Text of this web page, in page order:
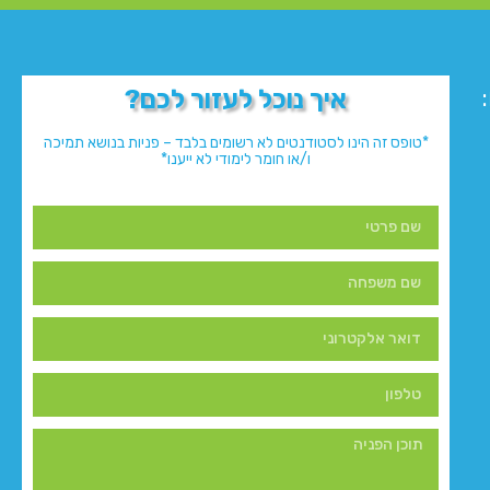
איך נוכל לעזור לכם?
*טופס זה הינו לסטודנטים לא רשומים בלבד – פניות בנושא תמיכה
ו/או חומר לימודי לא ייענו*